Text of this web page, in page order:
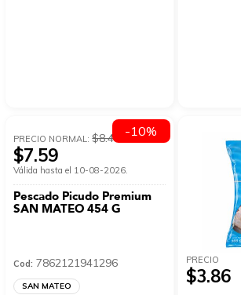
PRECIO NORMAL:$8.43
$7.59
Válida hasta el 10-08-2026.
Pescado Picudo Premium
SAN MATEO 454 G
Cod: 7862121941296
SAN MATEO
-10%
PRECIO
$3.86